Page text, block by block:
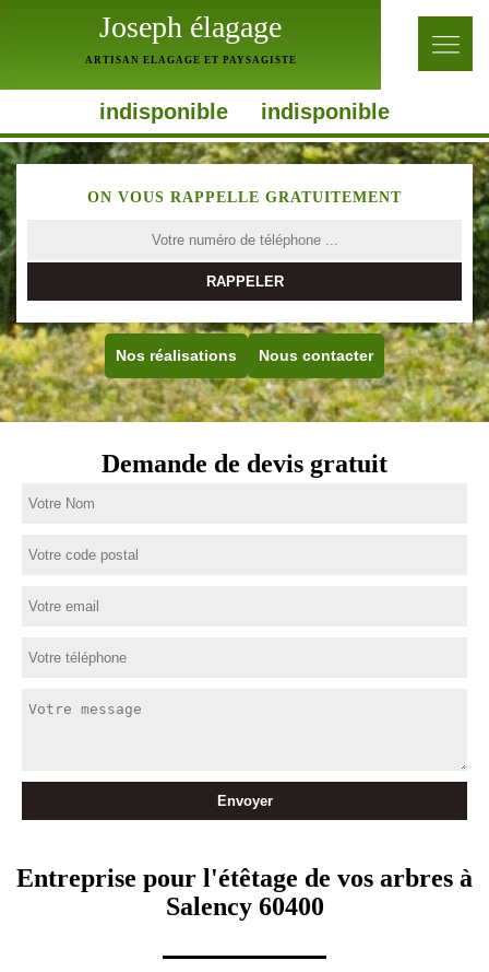
Joseph élagage
ARTISAN ELAGAGE ET PAYSAGISTE
indisponible indisponible
ON VOUS RAPPELLE GRATUITEMENT
Nos réalisations Nous contacter
Demande de devis gratuit
Entreprise pour l'étêtage de vos arbres à
Salency 60400